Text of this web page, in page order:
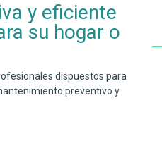
y eficiente
su hogar o
dispuestos para
preventivo y